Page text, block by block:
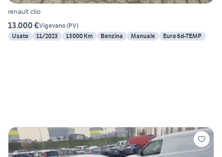
renault clio
13.000 €Vigevano(PV)
Usato
11/2023 13000 Km Benzina Manuale Euro 6d-TEMP